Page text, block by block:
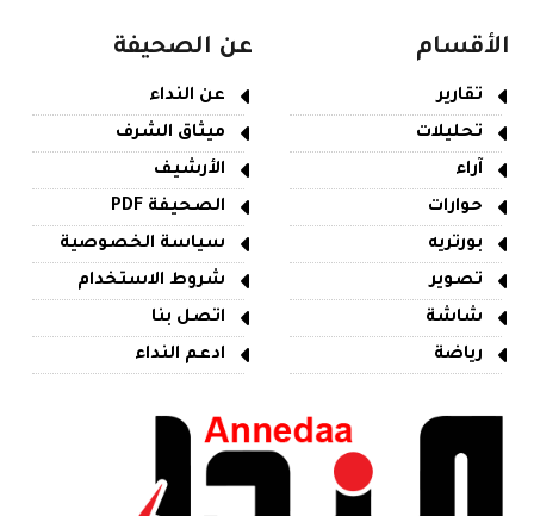
الأقسام
تقارير
تحليلات
آراء
حوارات
بورتريه
تصوير
شاشة
رياضة
عن الصحيفة
عن النداء
ميثاق الشرف
الأرشيف
الصحيفة PDF
سياسة الخصوصية
شروط الاستخدام
اتصل بنا
ادعم النداء